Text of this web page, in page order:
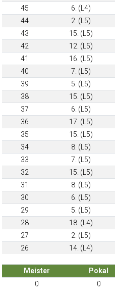
45
6. (L4)
44
2. (L5)
43
15. (L5)
42
12. (L5)
41
16. (L5)
40
7. (L5)
39
5. (L5)
38
15. (L5)
37
6. (L5)
36
17. (L5)
35
15. (L5)
34
8. (L5)
33
7. (L5)
32
15. (L5)
31
8. (L5)
30
6. (L5)
29
5. (L5)
28
18. (L4)
27
2. (L5)
26
14. (L4)
Meister Pokal
0
0